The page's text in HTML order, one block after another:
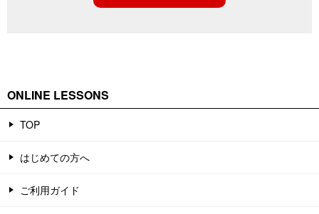
ONLINE LESSONS
TOP
はじめての方へ
ご利用ガイド